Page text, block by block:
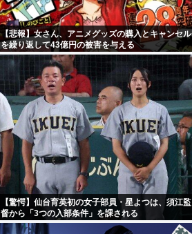
【悲報】女さん、アニメグッズの購入とキャンセル
を繰り返して43億円の被害を与える
【驚愕】仙台育英初の女子部員・星よつは、須江監
督から「3つの入部条件」を課される